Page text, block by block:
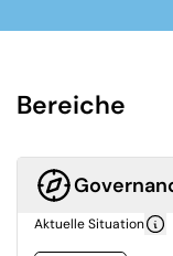
Bereiche
Aktuelle Situation